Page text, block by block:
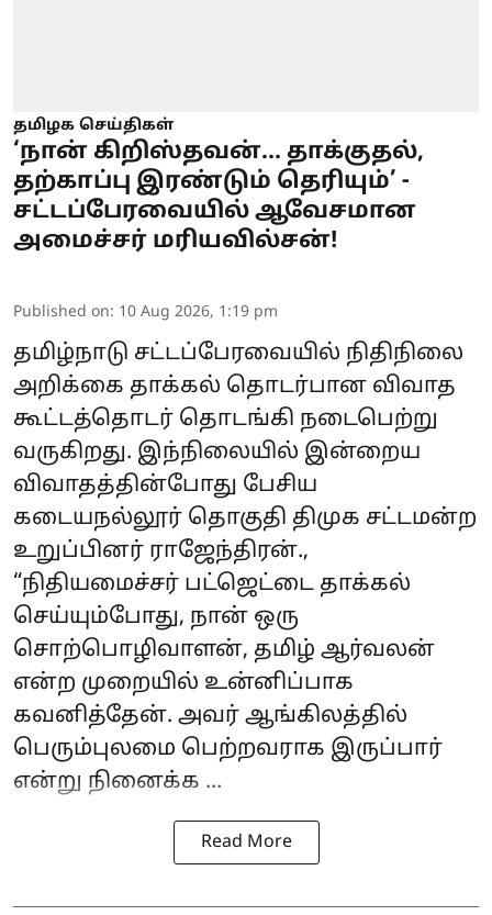
தமிழக செய்திகள்
‘நான் கிறிஸ்தவன்... தாக்குதல்,
தற்காப்பு இரண்டும் தெரியும்’ -
சட்டப்பேரவையில் ஆவேசமான
அமைச்சர் மரியவில்சன்!
Published on: 10 Aug 2026, 1:19 pm
தமிழ்நாடு சட்டப்பேரவையில் நிதிநிலை
அறிக்கை தாக்கல் தொடர்பான விவாத
கூட்டத்தொடர் தொடங்கி நடைபெற்று
வருகிறது. இந்நிலையில் இன்றைய
விவாதத்தின்போது பேசிய
கடையநல்லூர் தொகுதி திமுக சட்டமன்ற
உறுப்பினர் ராஜேந்திரன்.,
“நிதியமைச்சர் பட்ஜெட்டை தாக்கல்
செய்யும்போது, நான் ஒரு
சொற்பொழிவாளன், தமிழ் ஆர்வலன்
என்ற முறையில் உன்னிப்பாக
கவனித்தேன். அவர் ஆங்கிலத்தில்
பெரும்புலமை பெற்றவராக இருப்பார்
என்று நினைக்க ...
Read More